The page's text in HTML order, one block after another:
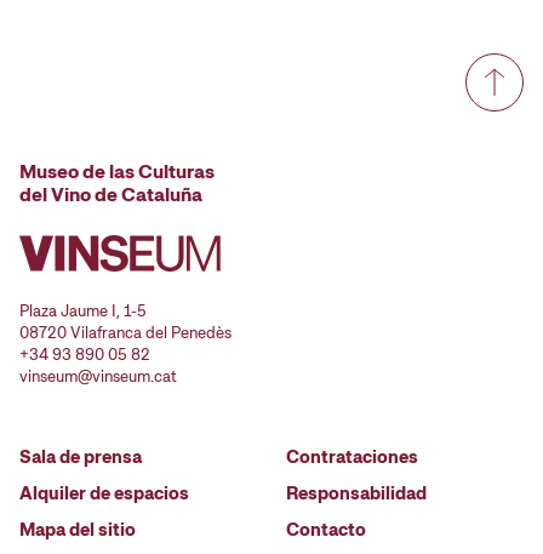
Museo de las Culturas
del Vino de Cataluña
Plaza Jaume I, 1-5
08720 Vilafranca del Penedès
+34 93 890 05 82
vinseum@vinseum.cat
Sala de prensa
Alquiler de espacios
Mapa del sitio
Contrataciones
Responsabilidad
Contacto